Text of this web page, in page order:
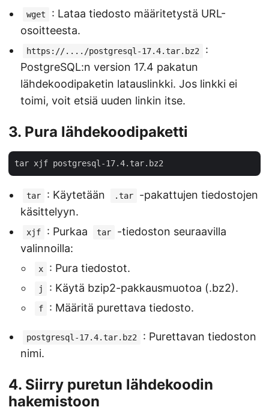
wget
: Lataa tiedosto määritetystä URL-
osoitteesta.
https://..../postgresql-17.4.tar.bz2
:
PostgreSQL:n version 17.4 pakatun
lähdekoodipaketin latauslinkki. Jos linkki ei
toimi, voit etsiä uuden linkin itse.
3. Pura lähdekoodipaketti
tar : Käytetään .tar
-pakattujen tiedostojen
käsittelyyn.
xjf : Purkaa tar
-tiedoston seuraavilla
valinnoilla:
x : Pura tiedostot.
j : Käytä bzip2-pakkausmuotoa (.bz2).
f : Määritä purettava tiedosto.
postgresql-17.4.tar.bz2
: Purettavan tiedoston
nimi.
4. Siirry puretun lähdekoodin
hakemistoon